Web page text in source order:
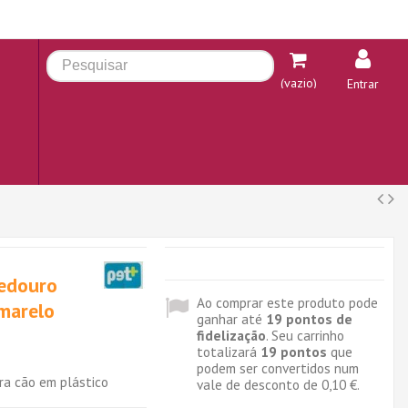
(vazio) Entrar
cão em plástico
Ao comprar este produto pode
ganhar até 19 pontos de
fidelização. Seu carrinho
totalizará 19 pontos que
podem ser convertidos num
vale de desconto de 0,10 €.